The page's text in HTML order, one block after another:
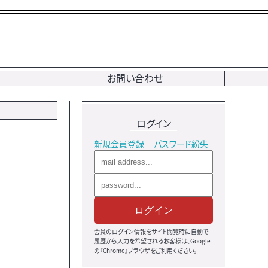
お問い合わせ
ログイン
新規会員登録 パスワード紛失
ログイン
会員のログイン情報をサイト閲覧時に自動で
履歴から入力を希望されるお客様は、Google
の『Chrome』ブラウザをご利用ください。